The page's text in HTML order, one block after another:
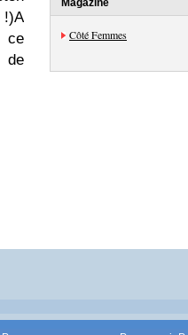
!)A
ce
de
Magazine
Côté Femmes